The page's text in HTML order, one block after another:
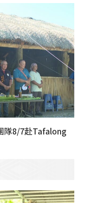
隊8/7赴Tafalong